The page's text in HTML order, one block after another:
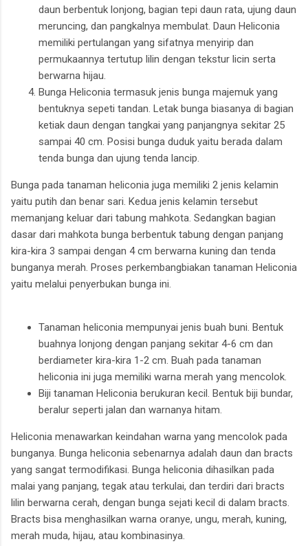
daun berbentuk lonjong, bagian tepi daun rata, ujung daun
meruncing, dan pangkalnya membulat. Daun Heliconia
memiliki pertulangan yang sifatnya menyirip dan
permukaannya tertutup lilin dengan tekstur licin serta
berwarna hijau.
Bunga Heliconia termasuk jenis bunga majemuk yang
bentuknya sepeti tandan. Letak bunga biasanya di bagian
ketiak daun dengan tangkai yang panjangnya sekitar 25
sampai 40 cm. Posisi bunga duduk yaitu berada dalam
tenda bunga dan ujung tenda lancip.
Bunga pada tanaman heliconia juga memiliki 2 jenis kelamin
yaitu putih dan benar sari. Kedua jenis kelamin tersebut
memanjang keluar dari tabung mahkota. Sedangkan bagian
dasar dari mahkota bunga berbentuk tabung dengan panjang
kira-kira 3 sampai dengan 4 cm berwarna kuning dan tenda
bunganya merah. Proses perkembangbiakan tanaman Heliconia
yaitu melalui penyerbukan bunga ini.
Tanaman heliconia mempunyai jenis buah buni. Bentuk
buahnya lonjong dengan panjang sekitar 4-6 cm dan
berdiameter kira-kira 1-2 cm. Buah pada tanaman
heliconia ini juga memiliki warna merah yang mencolok.
Biji tanaman Heliconia berukuran kecil. Bentuk biji bundar,
beralur seperti jalan dan warnanya hitam.
Heliconia menawarkan keindahan warna yang mencolok pada
bunganya. Bunga heliconia sebenarnya adalah daun dan bracts
yang sangat termodifikasi. Bunga heliconia dihasilkan pada
malai yang panjang, tegak atau terkulai, dan terdiri dari bracts
lilin berwarna cerah, dengan bunga sejati kecil di dalam bracts.
Bracts bisa menghasilkan warna oranye, ungu, merah, kuning,
merah muda, hijau, atau kombinasinya.